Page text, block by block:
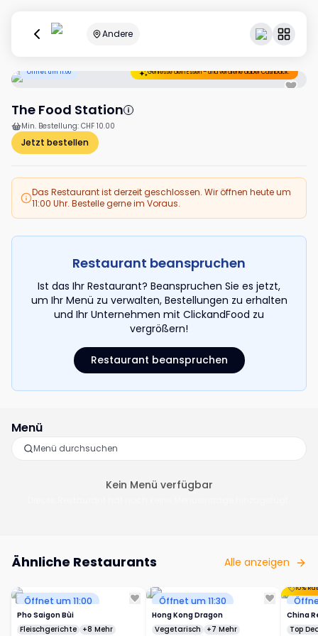
Andere
Öffnet um 11:00 Geniesse dein Essen – und verdiene dabei Cashback.
The Food Station
Min. Bestellung: CHF 10.00
Jetzt bestellen
Das Restaurant ist derzeit geschlossen. Wir öffnen heute um
11:00 Uhr. Bestelle gerne im Voraus.
Restaurant beanspruchen
Ist das Ihr Restaurant? Beanspruchen Sie es jetzt,
um Ihr Menü zu verwalten, Bestellungen zu erhalten
und Ihr Unternehmen mit ClickandFood zu
vergrößern!
Restaurant beanspruchen
Menü
Kein Menü verfügbar
Ähnliche Restaurants Alle anzeigen
Öffnet um 11:00
Pho Saigon Bùi
Fleischgerichte +8 Mehr
Öffnet um 11:30
Hong Kong Dragon
Vegetarisch
+7 Mehr
China
Top